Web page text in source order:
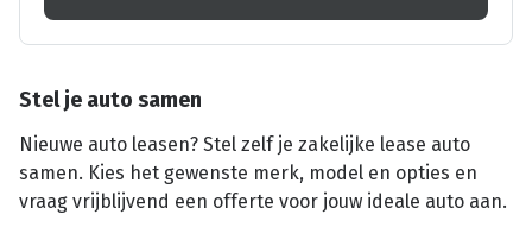
Stel je auto samen
Nieuwe auto leasen? Stel zelf je zakelijke lease auto
samen. Kies het gewenste merk, model en opties en
vraag vrijblijvend een offerte voor jouw ideale auto aan.